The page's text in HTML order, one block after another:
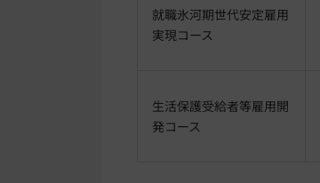
就職氷河期世代安定雇用
実現コース
生活保護受給者等雇用開
発コース